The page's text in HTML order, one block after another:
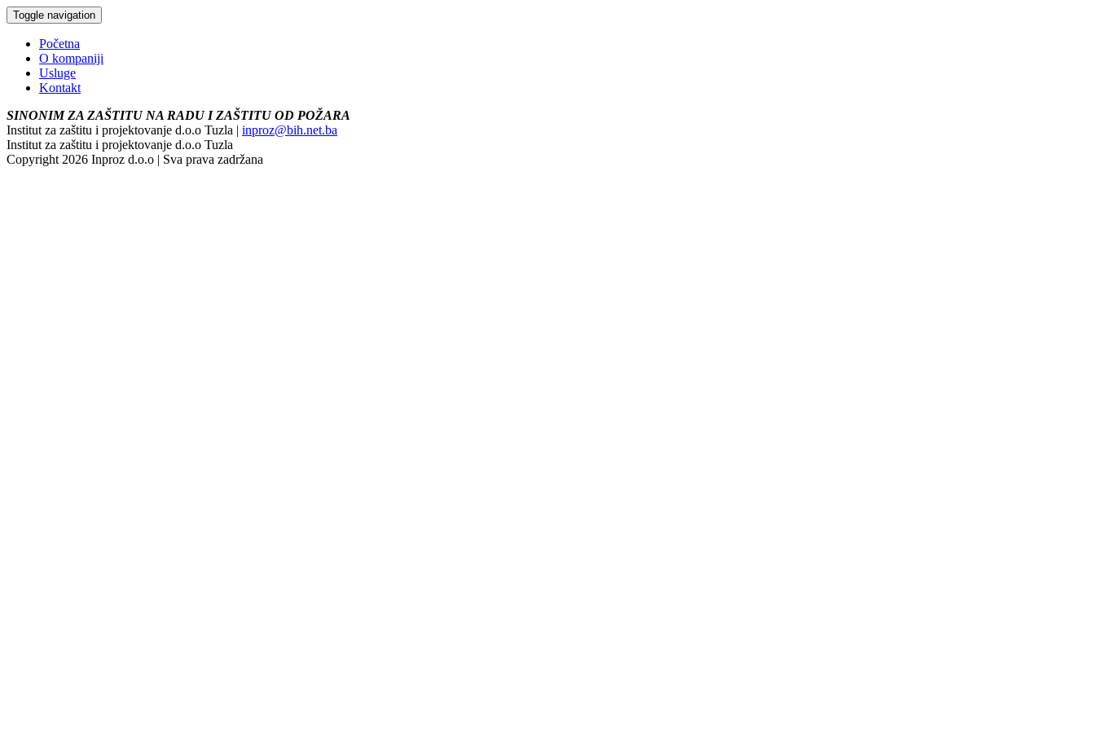
Toggle navigation
Početna
O kompaniji
Usluge
Kontakt
SINONIM ZA ZAŠTITU NA RADU I ZAŠTITU OD POŽARA
Institut za zaštitu i projektovanje d.o.o Tuzla | inproz@bih.net.ba
Institut za zaštitu i projektovanje d.o.o Tuzla
Copyright 2026 Inproz d.o.o | Sva prava zadržana